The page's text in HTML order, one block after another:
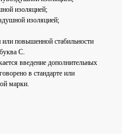
изоляцией;
изоляцией;
повышенной стабильности
С.
введение дополнительных
в стандарте или
марки.